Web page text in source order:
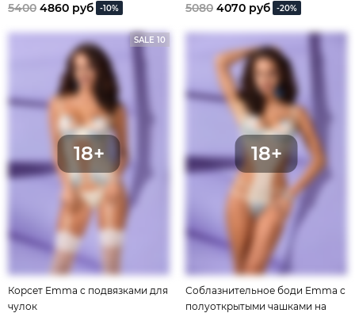
5400 4860 руб -10%
5080 4070 руб -20%
SALE 10
Корсет Emma с подвязками для
чулок
Соблазнительное боди Emma с
полуоткрытыми чашками на